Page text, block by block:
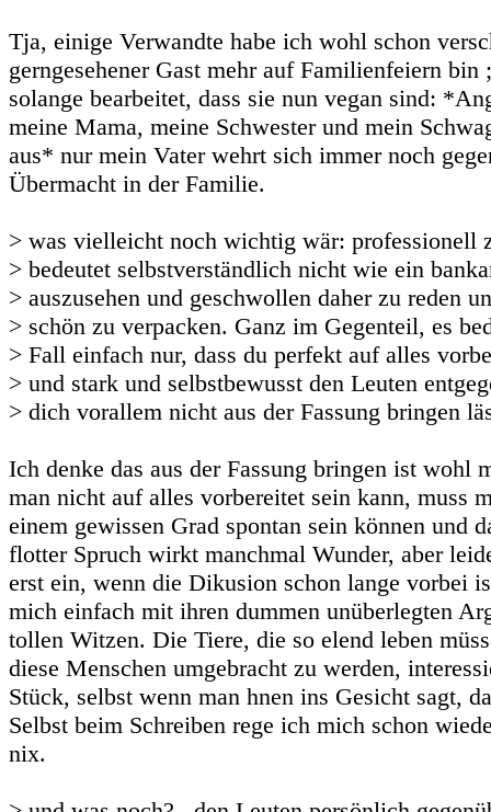
Tja, einige Verwandte habe ich wohl schon
gerngesehener Gast mehr auf Familienfeiern bin
solange bearbeitet, dass sie nun vegan sind:
meine Mama, meine Schwester und mein
aus* nur mein Vater wehrt sich immer noch
Übermacht in der Familie.
> was vielleicht noch wichtig wär: professionell
> bedeutet selbstverständlich nicht wie ein
> auszusehen und geschwollen daher zu reden
> schön zu verpacken. Ganz im Gegenteil, es
> Fall einfach nur, dass du perfekt auf alles
> und stark und selbstbewusst den Leuten
> dich vorallem nicht aus der Fassung bringen
Ich denke das aus der Fassung bringen ist wohl
man nicht auf alles vorbereitet sein kann, muss
einem gewissen Grad spontan sein können und
flotter Spruch wirkt manchmal Wunder, aber
erst ein, wenn die Dikusion schon lange vorbei
mich einfach mit ihren dummen unüberlegten
tollen Witzen. Die Tiere, die so elend leben
diese Menschen umgebracht zu werden,
Stück, selbst wenn man hnen ins Gesicht sagt,
Selbst beim Schreiben rege ich mich schon
nix.